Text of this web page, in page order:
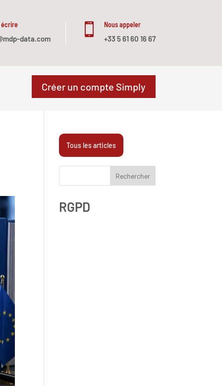
écrire
data.com
 Nous appeler
+33 5 61 60 16 67
Créer un compte Simply
Tous les articles
Rechercher
RGPD